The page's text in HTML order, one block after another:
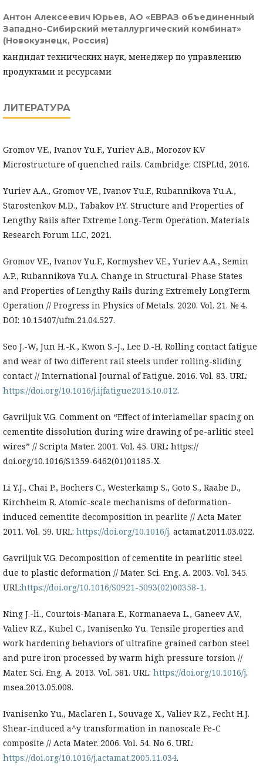
Антон Алексеевич Юрьев, АО «ЕВРАЗ объединенный
Западно-Сибирский металлургический комбинат»
(Новокузнецк, Россия)
кандидат технических наук, менеджер по управлению
продуктами и ресурсами
ЛИТЕРАТУРА
Gromov V.E., Ivanov Yu.F., Yuriev A.B., Morozov K.V
Microstructure of quenched rails. Cambridge: CISPLtd, 2016.
Yuriev A.A., Gromov VE., Ivanov Yu.F., Rubannikova Yu.A.,
Starostenkov M.D., Tabakov P.Y. Structure and Properties of
Lengthy Rails after Extreme Long-Term Operation. Materials
Research Forum LLC, 2021.
Gromov V.E., Ivanov Yu.F., Kormyshev V.E., Yuriev A.A., Semin
A.P., Rubannikova Yu.A. Change in Structural-Phase States
and Properties of Lengthy Rails during Extremely LongTerm
Operation // Progress in Physics of Metals. 2020. Vol. 21. № 4.
DOI: 10.15407/ufm.21.04.527.
Seo J.-W, Jun H.-K., Kwon S.-J., Lee D.-H. Rolling contact fatigue
and wear of two different rail steels under rolling-sliding
contact // International Journal of Fatigue. 2016. Vol. 83. URL:
https://doi.org/10.1016/j.ijfatigue2015.10.012.
Gavriljuk V.G. Comment on “Effect of interlamellar spacing on
cementite dissolution during wire drawing of pe-arlitic steel
wires” // Scripta Mater. 2001. Vol. 45. URL: https://
doi.org/10.1016/S1359-6462(01)01185-X.
Li Y.J., Chai P., Bochers C., Westerkamp S., Goto S., Raabe D.,
Kirchheim R. Atomic-scale mechanisms of deformation-
induced cementite decomposition in pearlite // Acta Mater.
2011. Vol. 59. URL: https://doi.org/10.1016/j. actamat.2011.03.022.
Gavriljuk V.G. Decomposition of cementite in pearlitic steel
due to plastic deformation // Mater. Sci. Eng. A. 2003. Vol. 345.
URL:https://doi.org/10.1016/S0921-5093(02)00358-1.
Ning J.-li., Courtois-Manara E., Kormanaeva L., Ganeev A.V.,
Valiev R.Z., Kubel C., Ivanisenko Yu. Tensile properties and
work hardening behaviors of ultrafine grained carbon steel
and pure iron processed by warm high pressure torsion //
Mater. Sci. Eng. A. 2013. Vol. 581. URL: https://doi.org/10.1016/j.
msea.2013.05.008.
Ivanisenko Yu., Maclaren I., Souvage X., Valiev R.Z., Fecht H.J.
Shear-induced a^y transformation in nanoscale Fe-C
composite // Acta Mater. 2006. Vol. 54. No 6. URL:
https://doi.org/10.1016/j.actamat.2005.11.034.